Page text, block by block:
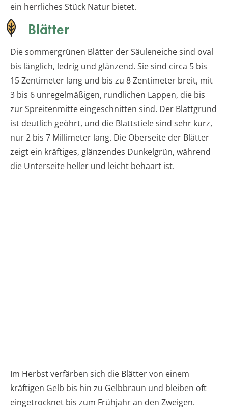
ein herrliches Stück Natur bietet.
Blätter
Die sommergrünen Blätter der Säuleneiche sind oval
bis länglich, ledrig und glänzend. Sie sind circa 5 bis
15 Zentimeter lang und bis zu 8 Zentimeter breit, mit
3 bis 6 unregelmäßigen, rundlichen Lappen, die bis
zur Spreitenmitte eingeschnitten sind. Der Blattgrund
ist deutlich geöhrt, und die Blattstiele sind sehr kurz,
nur 2 bis 7 Millimeter lang. Die Oberseite der Blätter
zeigt ein kräftiges, glänzendes Dunkelgrün, während
die Unterseite heller und leicht behaart ist.
Im Herbst verfärben sich die Blätter von einem
kräftigen Gelb bis hin zu Gelbbraun und bleiben oft
eingetrocknet bis zum Frühjahr an den Zweigen.